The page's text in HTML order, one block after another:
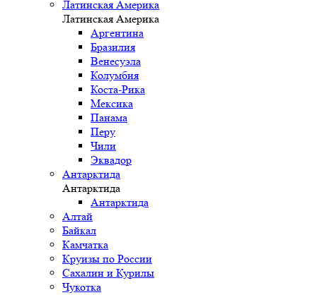
Латинская Америка
Латинская Америка
Аргентина
Бразилия
Венесуэла
Колумбия
Коста-Рика
Мексика
Панама
Перу
Чили
Эквадор
Антарктида
Антарктида
Антарктида
Алтай
Байкал
Камчатка
Круизы по России
Сахалин и Курилы
Чукотка